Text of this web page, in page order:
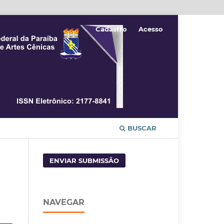
BUSCAR
Cadastro Acesso
ENVIAR SUBMISSÃO
NAVEGAR